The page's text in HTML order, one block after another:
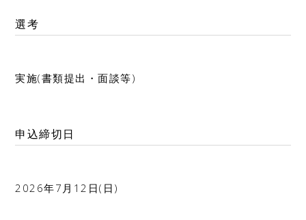
選考
実施(書類提出・面談等)
申込締切日
2026年7月12日(日)